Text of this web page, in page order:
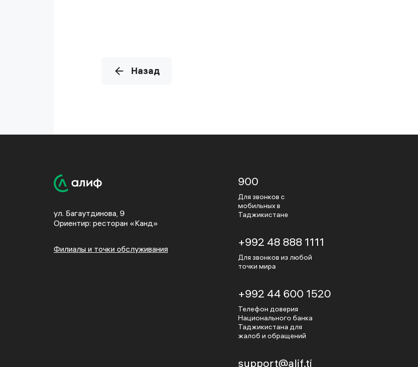
Назад
ул. Багаутдинова, 9
Ориентир: ресторан «Канд»
Филиалы и точки обслуживания
900
Для звонков с
мобильных в
Таджикистане
+992 48 888 1111
Для звонков из любой
точки мира
+992 44 600 1520
Телефон доверия
Национального банка
Таджикистана для
жалоб и обращений
support@alif.tj